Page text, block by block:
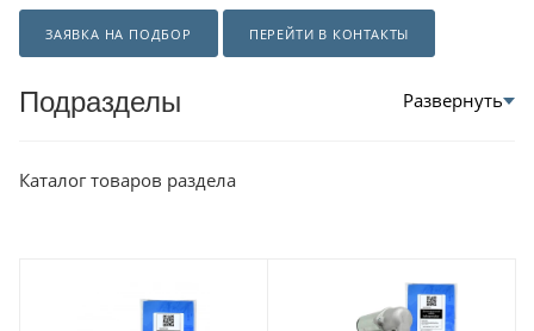
ЗАЯВКА НА ПОДБОР ПЕРЕЙТИ В КОНТАКТЫ
Подразделы
Каталог товаров раздела